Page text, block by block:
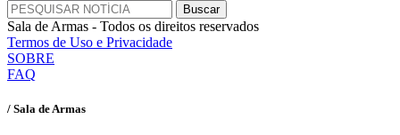
Sala de Armas - Todos os direitos reservados
Termos de Uso e Privacidade
SOBRE
FAQ
/ Sala de Armas